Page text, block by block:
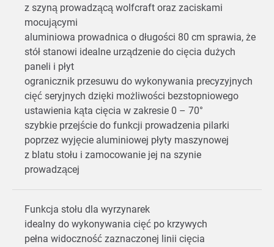
z szyną prowadzącą wolfcraft oraz zaciskami
mocującymi
aluminiowa prowadnica o długości 80 cm sprawia, że
stół stanowi idealne urządzenie do cięcia dużych
paneli i płyt
ogranicznik przesuwu do wykonywania precyzyjnych
cięć seryjnych dzięki możliwości bezstopniowego
ustawienia kąta cięcia w zakresie 0 – 70°
szybkie przejście do funkcji prowadzenia pilarki
poprzez wyjęcie aluminiowej płyty maszynowej
z blatu stołu i zamocowanie jej na szynie
prowadzącej
Funkcja stołu dla wyrzynarek
idealny do wykonywania cięć po krzywych
pełna widoczność zaznaczonej linii cięcia